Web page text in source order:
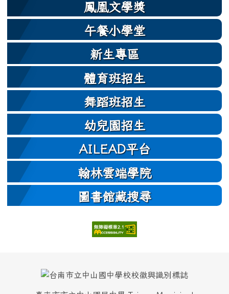
鳳凰文學獎
午餐小學堂
新生專區
體育班招生
舞蹈班招生
幼兒園招生
AILEAD平台
翰林雲端學院
圖書館藏搜尋
頁尾區域內容